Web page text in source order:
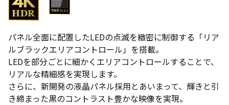
パネル全面に配置したLEDの点滅を緻密に制御する「リア
ルブラックエリアコントロール」を搭載。
LEDを部分ごとに細かくエリアコントロールすることで、
リアルな精細感を実現します。
さらに、新開発の液晶パネル採用とあいまって、輝きと引
き締まった黒のコントラスト豊かな映像を実現。